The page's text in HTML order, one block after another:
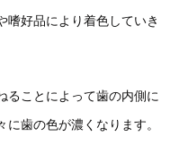
好品により着色していき
とによって歯の内側に
歯の色が濃くなります。